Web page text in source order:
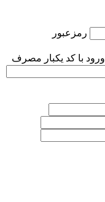
رمزعبور
ورود با کد یکبار مصرف